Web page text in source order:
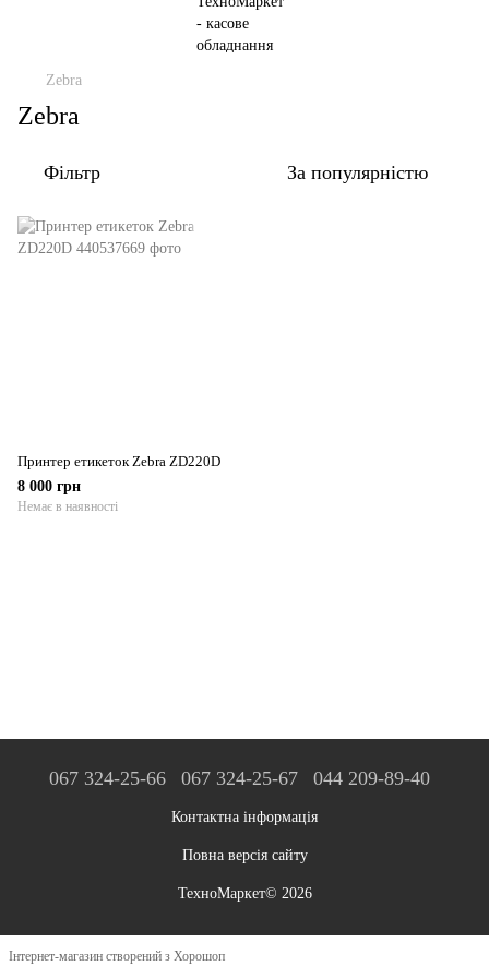
Zebra
Zebra
Фільтр За популярністю
Принтер етикеток Zebra ZD220D
8 000 грн
Немає в наявності
067 324-25-66 067 324-25-67 044 209-89-40
Контактна інформація
Повна версія сайту
ТехноМаркет© 2026
Інтернет-магазин створений з Хорошоп